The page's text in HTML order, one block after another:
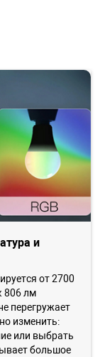
и
от 2700
806 лм
перегружает
изменить:
или выбрать
большое